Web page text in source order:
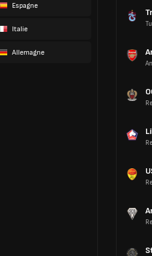
Espagne
Italie
Allemagne